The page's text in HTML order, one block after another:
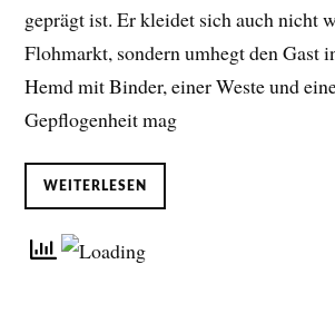
geprägt ist. Er kleidet sich auch nicht
Flohmarkt, sondern umhegt den Gast
Hemd mit Binder, einer Weste und
Gepflogenheit mag
WEITERLESEN